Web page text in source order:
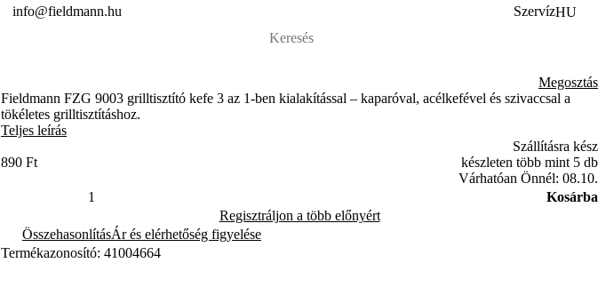
info@fieldmann.hu SzervízHU
Megosztás
Fieldmann FZG 9003 grilltisztító kefe 3 az 1-ben kialakítással – kaparóval, acélkefével és szivaccsal a
tökéletes grilltisztításhoz.
Teljes leírás
890 Ft
Szállításra kész
készleten több mint 5 db
Várhatóan Önnél: 08.10.
Kosárba
Regisztráljon a több előnyért
ÖsszehasonlításÁr és elérhetőség figyelése
Termékazonosító: 41004664